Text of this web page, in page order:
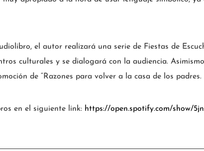
el autor realizará una serie de Fiestas de
culturales y se dialogará con la audiencia.
de “Razones para volver a la casa de los padres.
en el siguiente link: https://open.spotify.com/show/